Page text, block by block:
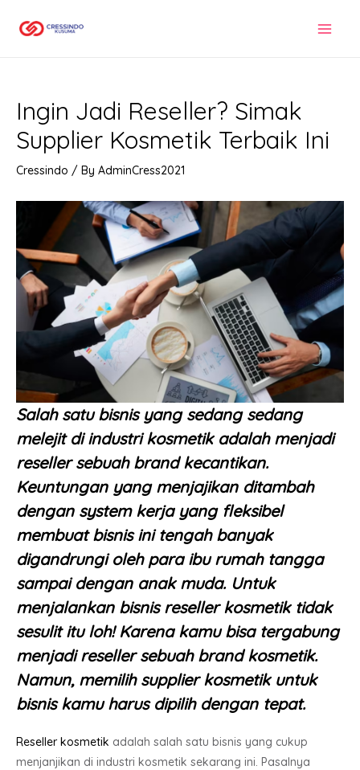
Ingin Jadi Reseller? Simak
Supplier Kosmetik Terbaik Ini
Cressindo / By AdminCress2021
Salah satu bisnis yang sedang sedang
melejit di industri kosmetik adalah menjadi
reseller sebuah brand kecantikan.
Keuntungan yang menjajikan ditambah
dengan system kerja yang fleksibel
membuat bisnis ini tengah banyak
digandrungi oleh para ibu rumah tangga
sampai dengan anak muda. Untuk
menjalankan bisnis reseller kosmetik tidak
sesulit itu loh! Karena kamu bisa tergabung
menjadi reseller sebuah brand kosmetik.
Namun, memilih supplier kosmetik untuk
bisnis kamu harus dipilih dengan tepat.
Reseller kosmetik adalah salah satu bisnis yang cukup
menjanjikan di industri kosmetik sekarang ini. Pasalnya